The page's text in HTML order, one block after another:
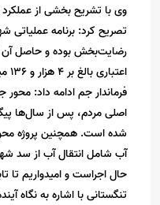
وی با تشریح بخشی از
اعتباری بالغ بر ۴ هزار و ۱۳۶ میلیارد تومان است.
فرماندار جم ادامه داد: محور
اصلی مردم، پس از سال‌ها
شده است. همچنین پروژه
آب شامل انتقال آب از سد
حال اجراست و امیدواریم تا
تنگستانی با اشاره به نگاه